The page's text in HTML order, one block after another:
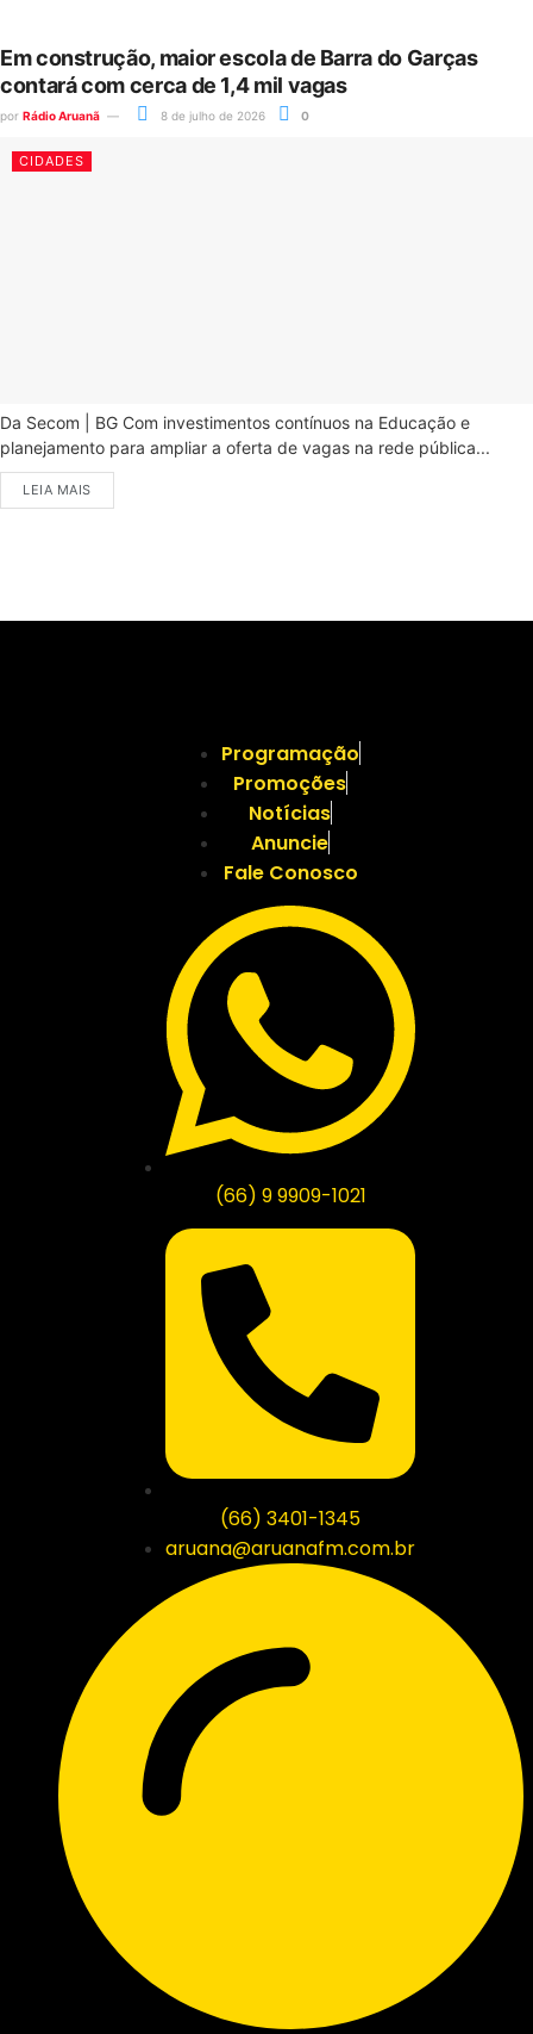
Em construção, maior escola de Barra do Garças
contará com cerca de 1,4 mil vagas
por Rádio Aruanã 8 de julho de 2026 0
CIDADES
Da Secom | BG Com investimentos contínuos na Educação e
planejamento para ampliar a oferta de vagas na rede pública...
LEIA MAIS
Programação
Promoções
Notícias
Anuncie
Fale Conosco
(66) 9 9909-1021
(66) 3401-1345
aruana@aruanafm.com.br